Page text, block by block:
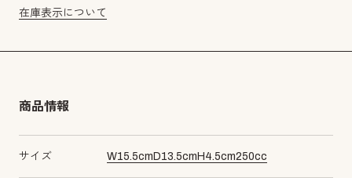
在庫表示について
商品情報
サイズ W15.5cm D13.5cm H 4.5cm250cc